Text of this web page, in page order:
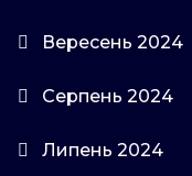
Вересень 2024
Серпень 2024
Липень 2024